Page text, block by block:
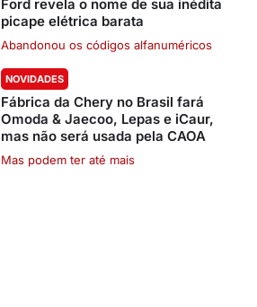
Ford revela o nome de sua inédita
picape elétrica barata
Abandonou os códigos alfanuméricos
NOVIDADES
Fábrica da Chery no Brasil fará
Omoda & Jaecoo, Lepas e iCaur,
mas não será usada pela CAOA
Mas podem ter até mais